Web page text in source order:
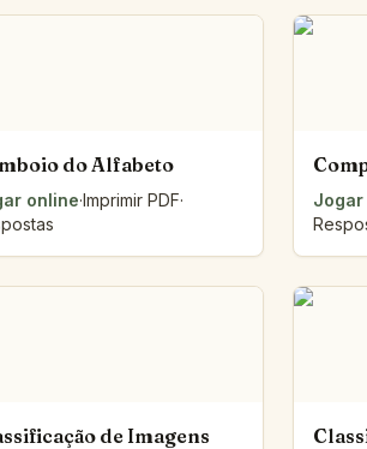
Peneira dos números
Trilho das setas
Sacola do acaso
As tampas
A Unidade que Estica
Ver todas as ferramentas
do Alfabeto
online·Imprimir PDF·
Jogar
de Imagens